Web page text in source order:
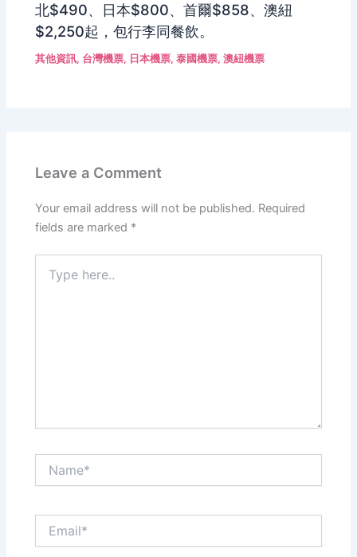
北$490、日本$800、首爾$858、澳紐
$2,250起，包行李同餐飲。
其他資訊, 台灣機票, 日本機票,泰國機票,澳紐機票
Leave a Comment
Your email address will not be published. Required
fields are marked *
here..